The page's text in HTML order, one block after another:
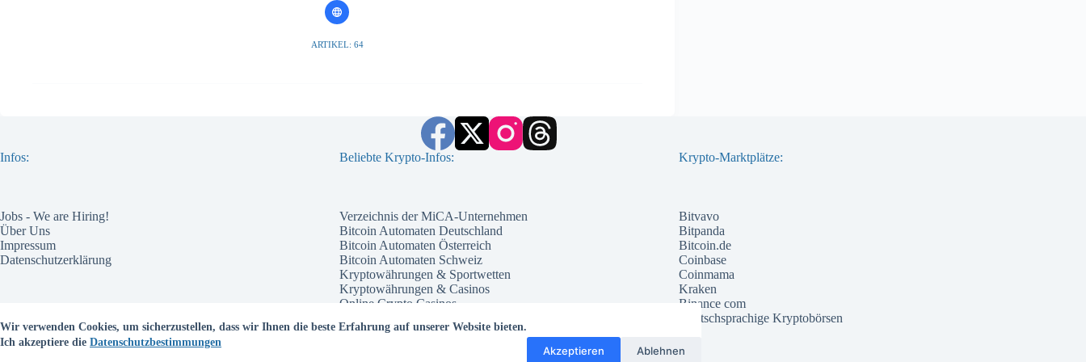
Wir verwenden Cookies, um sicherzustellen, dass wir Ihnen die beste Erfahrung auf unserer Website bieten.
Ich akzeptiere die Datenschutzbestimmungen
Akzeptieren Ablehnen
ARTIKEL: 64
Infos:
Jobs - We are Hiring!
Über Uns
Impressum
Datenschutzerklärung
Beliebte Krypto-Infos:
Verzeichnis der MiCA-Unternehmen
Bitcoin Automaten Deutschland
Bitcoin Automaten Österreich
Bitcoin Automaten Schweiz
Kryptowährungen & Sportwetten
Kryptowährungen & Casinos
Online Crypto Casinos
Welche Kryptowährung 2026
Krypto-Marktplätze:
Bitvavo
Bitpanda
Bitcoin.de
Coinbase
Coinmama
Kraken
Binance com
Deutschsprachige Kryptobörsen